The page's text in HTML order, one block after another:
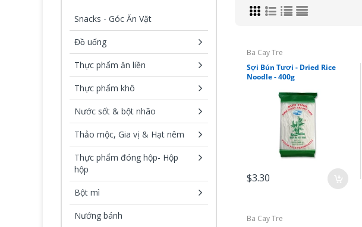
Snacks - Góc Ăn Vặt
Đồ uống
Thực phẩm ăn liền
Thực phẩm khô
Nước sốt & bột nhão
Thảo mộc, Gia vị & Hạt nêm
Thực phẩm đóng hộp- Hộp
hộp
Bột mì
Nướng bánh
Ba Cay Tre
Sợi Bún Tươi - Dried Rice
Noodle - 400g
$3.30
Ba Cay Tre